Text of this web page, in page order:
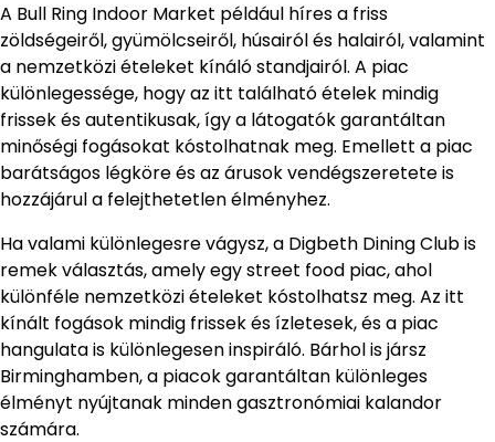
A Bull Ring Indoor Market például híres a friss
zöldségeiről, gyümölcseiről, húsairól és halairól, valamint
a nemzetközi ételeket kínáló standjairól. A piac
különlegessége, hogy az itt található ételek mindig
frissek és autentikusak, így a látogatók garantáltan
minőségi fogásokat kóstolhatnak meg. Emellett a piac
barátságos légköre és az árusok vendégszeretete is
hozzájárul a felejthetetlen élményhez.
Ha valami különlegesre vágysz, a Digbeth Dining Club is
remek választás, amely egy street food piac, ahol
különféle nemzetközi ételeket kóstolhatsz meg. Az itt
kínált fogások mindig frissek és ízletesek, és a piac
hangulata is különlegesen inspiráló. Bárhol is jársz
Birminghamben, a piacok garantáltan különleges
élményt nyújtanak minden gasztronómiai kalandor
számára.